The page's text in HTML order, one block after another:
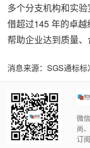
多个分支机构和实
借超过145 年的卓越
帮助企业达到质量、
消息来源：SGS通标
微
尚
订阅